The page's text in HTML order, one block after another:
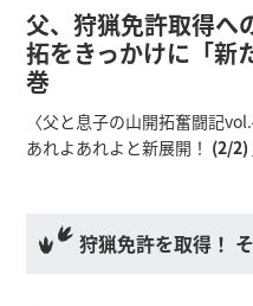
父、狩猟免許取得
拓をきっかけに「新
巻
〈父と息子の山開拓奮闘記
あれよあれよと新展開！ (2/2)
狩猟免許を取得！